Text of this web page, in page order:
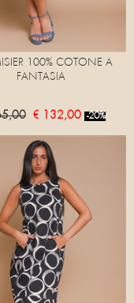
100% COTONE A
FANTASIA
€ 132,00 -20%